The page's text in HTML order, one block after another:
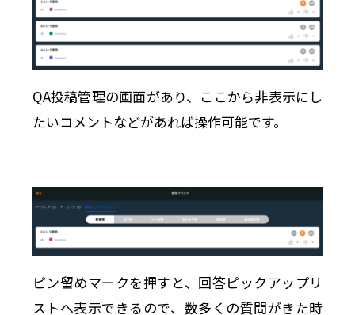
QA投稿管理の画面があり、ここから非表示にし
たいコメントなどがあれば操作可能です。
ピン留めマークを押すと、回答ピックアップリ
ストへ表示できるので、数多くの質問がきた時